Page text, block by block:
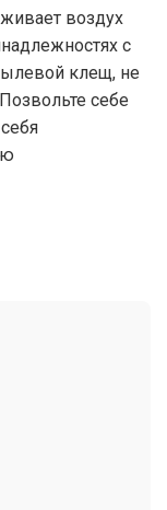
воздух
с
клещ, не
себе